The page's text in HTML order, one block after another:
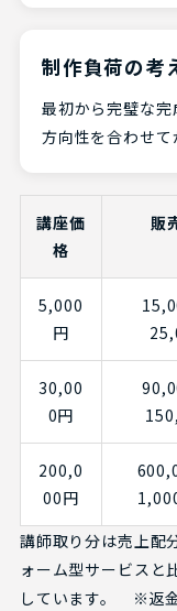
制作負荷の考
最初から完璧な
方向性を合わせて
講座価
格
販
5,000
円
30,00
0円
200,0
00円
講師取り分は売上配
ォーム型サービスと
しています。 ※返